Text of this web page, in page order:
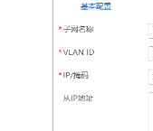
AP
组
网